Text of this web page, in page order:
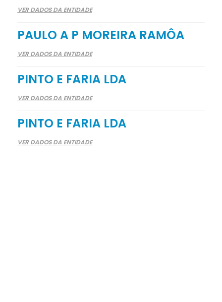
VER DADOS DA ENTIDADE
PAULO A P MOREIRA RAMÔA
VER DADOS DA ENTIDADE
PINTO E FARIA LDA
VER DADOS DA ENTIDADE
PINTO E FARIA LDA
VER DADOS DA ENTIDADE